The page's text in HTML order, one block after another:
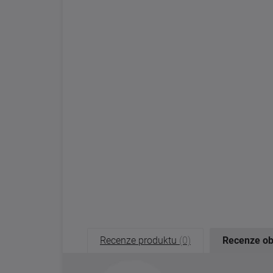
Recenze produktu (0) Recenze